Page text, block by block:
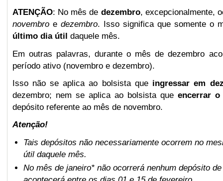
ATENÇÃO: No mês de dezembro, excepcionalmente,
novembroe dezembro. Isso significa que somente o
último dia útil daquele mês.
Em outras palavras, durante o mês de dezembro
período ativo (novembro e dezembro).
Isso não se aplica ao bolsista que ingressar em
dezembro; nem se aplica ao bolsista que encerrar
depósito referente ao mês de novembro.
Atenção!
Tais depósitos não necessariamente ocorrem no
útil daquele mês.
No mês de janeiro* não ocorrerá nenhum depósito